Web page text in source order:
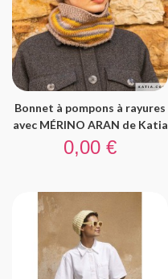
Bonnet à pompons à rayures
avec MÉRINO ARAN de Katia
Prix
0,00 €